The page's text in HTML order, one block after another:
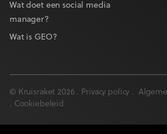
Wat doet een social media
manager?
Wat is GEO?
© Kruisraket 2026 . Privacy policy .
. Cookiebeleid